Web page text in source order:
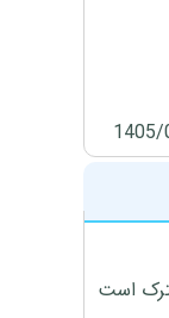
است